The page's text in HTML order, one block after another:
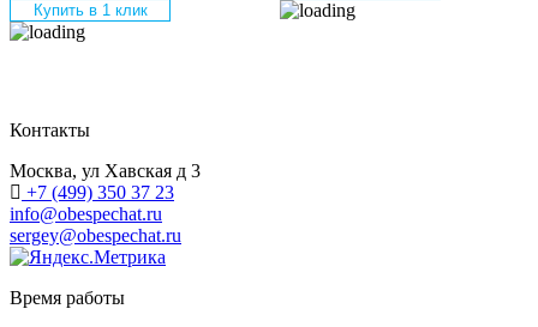
Купить в 1 клик
Контакты
Москва, ул Хавская д 3
+7 (499) 350 37 23
info@obespechat.ru
sergey@obespechat.ru
Время работы